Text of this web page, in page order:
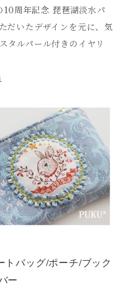
周年記念 琵琶湖淡水パ
だいたデザインを元に、気
タルパール付きのイヤリ
バッグ/ポーチ/ブック
ー